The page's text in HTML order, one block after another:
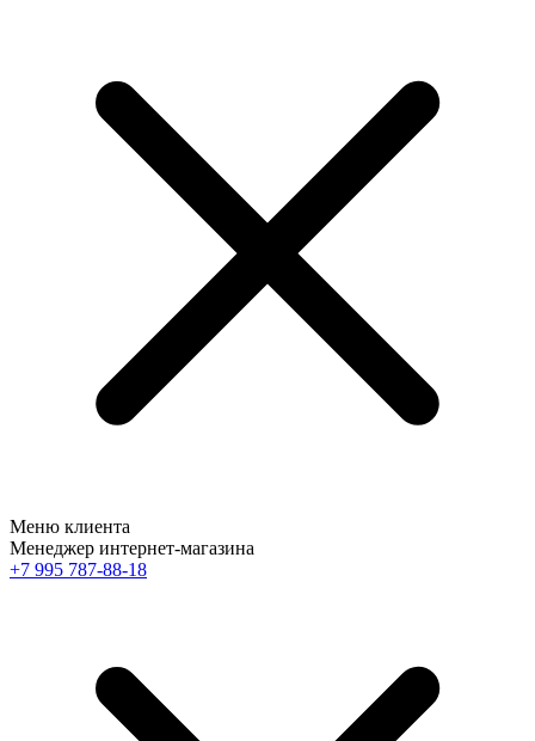
Меню клиента
Менеджер интернет-магазина
+7 995 787-88-18